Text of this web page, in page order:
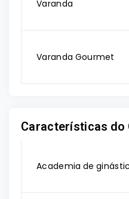
Varanda
Varanda Gourmet
Características do
Academia de